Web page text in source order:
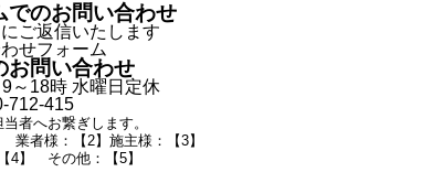
でのお問い合わせ
ご返信いたします
せフォーム
お問い合わせ
9～18時 水曜日定休
712-415
者へお繋ぎします。
業者様：【2】施主様：【3】
4】 その他：【5】